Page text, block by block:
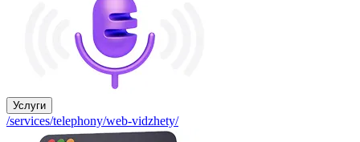
Услуги
/services/telephony/web-vidzhety/